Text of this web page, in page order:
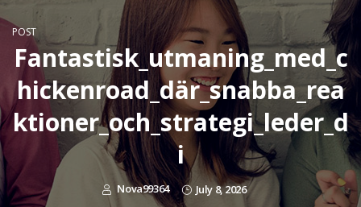
POST
Fantastisk_utmaning_med_c
hickenroad_där_snabba_rea
ktioner_och_strategi_leder_d
i
Nova99364 July 8, 2026